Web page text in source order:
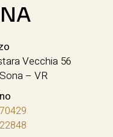
Vecchia 56
– VR